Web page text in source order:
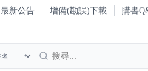
最新公告 增備(勘誤)下載 購書